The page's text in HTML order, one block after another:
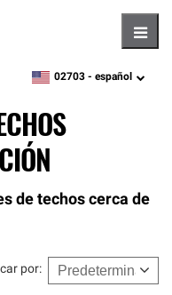
zipcode,language
02703 - español
de techos cerca de
por: